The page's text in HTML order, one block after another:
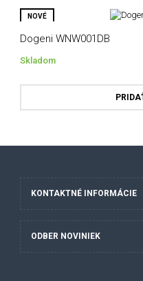
NOVÉ
Dogeni WNW001DB
Skladom
KONTAKTNÉ INFORMÁCIE
ODBER NOVINIEK